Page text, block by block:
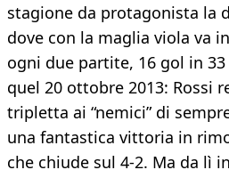
stagione da protagonista la
dove con la maglia viola va
ogni due partite, 16 gol in
quel 20 ottobre 2013: Rossi
tripletta ai “nemici” di
una fantastica vittoria in
che chiude sul 4-2. Ma da lì